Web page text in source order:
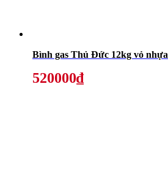
Bình gas Thủ Đức 12kg vỏ nhựa
520000₫